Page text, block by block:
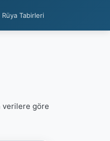
Rüya Tabirleri
verilere göre